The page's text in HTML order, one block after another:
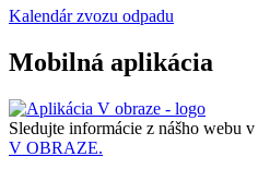
Kalendár zvozu odpadu
Mobilná aplikácia
Sledujte informácie z nášho webu v
V OBRAZE.